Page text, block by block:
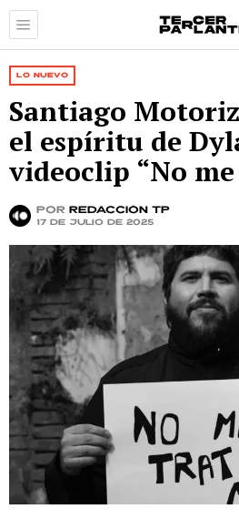
LO NUEVO
Santiago
el espíritu de
videoclip “No
por Redacción TP
17 de julio de 2025